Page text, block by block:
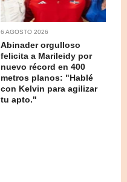
6 AGOSTO 2026
Abinader orgulloso
felicita a Marileidy por
nuevo récord en 400
metros planos: "Hablé
con Kelvin para agilizar
tu apto."